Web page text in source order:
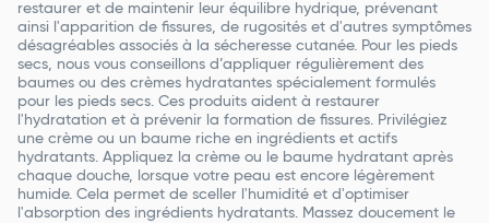
restaurer et de maintenir leur équilibre hydrique, prévenant
ainsi l'apparition de fissures, de rugosités et d'autres symptômes
désagréables associés à la sécheresse cutanée. Pour les pieds
secs, nous vous conseillons d’appliquer régulièrement des
baumes ou des crèmes hydratantes spécialement formulés
pour les pieds secs. Ces produits aident à restaurer
l'hydratation et à prévenir la formation de fissures. Privilégiez
une crème ou un baume riche en ingrédients et actifs
hydratants. Appliquez la crème ou le baume hydratant après
chaque douche, lorsque votre peau est encore légèrement
humide. Cela permet de sceller l'humidité et d'optimiser
l'absorption des ingrédients hydratants. Massez doucement le